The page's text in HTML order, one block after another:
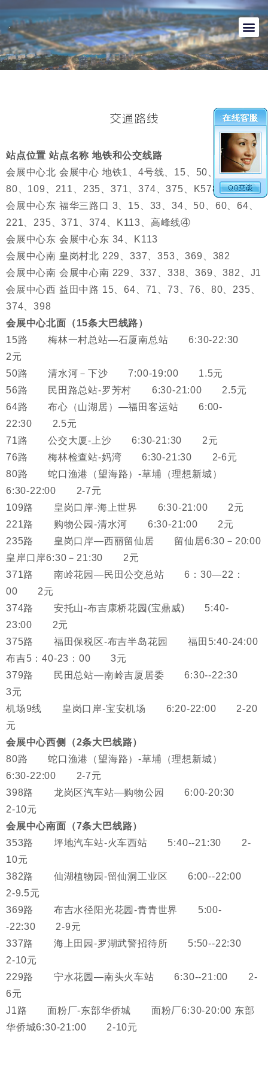
交通路线
站点位置 站点名称 地铁和公交线路
会展中心北 会展中心 地铁1、4号线、15、50、56、64、
80、109、211、235、371、374、375、K578、机场9
会展中心东 福华三路口 3、15、33、34、50、60、64、
221、235、371、374、K113、高峰线④
会展中心东 会展中心东 34、K113
会展中心南 皇岗村北 229、337、353、369、382
会展中心南 会展中心南 229、337、338、369、382、J1
会展中心西 益田中路 15、64、71、73、76、80、235、
374、398
会展中心北面（15条大巴线路）
15路 梅林一村总站—石厦南总站 6:30-22:30
2元
50路 清水河－下沙 7:00-19:00 1.5元
56路 民田路总站-罗芳村 6:30-21:00 2.5元
64路 布心（山湖居）—福田客运站 6:00-
22:30 2.5元
71路 公交大厦-上沙 6:30-21:30 2元
76路 梅林检查站-妈湾 6:30-21:30 2-6元
80路 蛇口渔港（望海路）-草埔（理想新城）
6:30-22:00 2-7元
109路 皇岗口岸-海上世界 6:30-21:00 2元
221路 购物公园-清水河 6:30-21:00 2元
235路 皇岗口岸—西丽留仙居 留仙居6:30－20:00
皇岸口岸6:30－21:30 2元
371路 南岭花园—民田公交总站 6：30—22：
00 2元
374路 安托山-布吉康桥花园(宝鼎威) 5:40-
23:00 2元
375路 福田保税区-布吉半岛花园 福田5:40-24:00
布吉5：40-23：00 3元
379路 民田总站—南岭吉厦居委 6:30--22:30
3元
机场9线 皇岗口岸-宝安机场 6:20-22:00 2-20
元
会展中心西侧（2条大巴线路）
80路 蛇口渔港（望海路）-草埔（理想新城）
6:30-22:00 2-7元
398路 龙岗区汽车站—购物公园 6:00-20:30
2-10元
会展中心南面（7条大巴线路）
353路 坪地汽车站-火车西站 5:40--21:30 2-
10元
382路 仙湖植物园-留仙洞工业区 6:00--22:00
2-9.5元
369路 布吉水径阳光花园-青青世界 5:00-
-22:30 2-9元
337路 海上田园-罗湖武警招待所 5:50--22:30
2-10元
229路 宁水花园—南头火车站 6:30--21:00 2-
6元
J1路 面粉厂-东部华侨城 面粉厂6:30-20:00 东部
华侨城6:30-21:00 2-10元